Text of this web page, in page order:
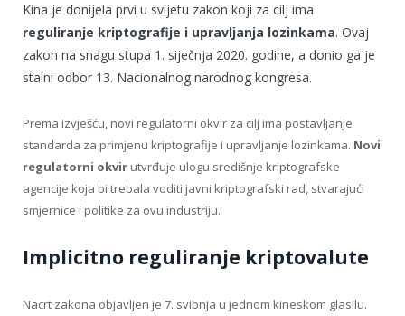
Kina je donijela prvi u svijetu zakon koji za cilj ima
reguliranje kriptografije i upravljanja lozinkama. Ovaj
zakon na snagu stupa 1. siječnja 2020. godine, a donio ga je
stalni odbor 13. Nacionalnog narodnog kongresa.
Prema izvješću, novi regulatorni okvir za cilj ima postavljanje
standarda za primjenu kriptografije i upravljanje lozinkama. Novi
regulatorni okvir utvrđuje ulogu središnje kriptografske
agencije koja bi trebala voditi javni kriptografski rad, stvarajući
smjernice i politike za ovu industriju.
Implicitno reguliranje kriptovalute
Nacrt zakona objavljen je 7. svibnja u jednom kineskom glasilu.